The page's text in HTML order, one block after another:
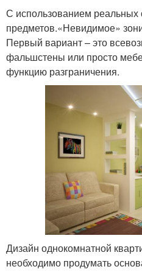
С использованием
предметов.«Невидимое»
Первый вариант – это
фальшстены или просто
функцию разграничения.
Дизайн однокомнатной
необходимо продумать